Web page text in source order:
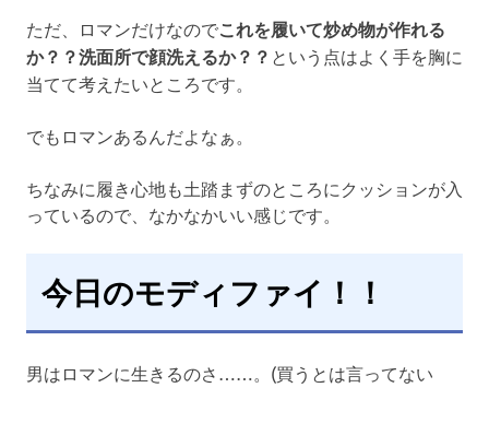
ただ、ロマンだけなのでこれを履いて炒め物が作れる
か？？洗面所で顔洗えるか？？ という点はよく手を胸に
当てて考えたいところです。
でもロマンあるんだよなぁ。
ちなみに履き心地も土踏まずのところにクッションが入
っているので、なかなかいい感じです。
今日のモディファイ！！
男はロマンに生きるのさ……。(買うとは言ってない